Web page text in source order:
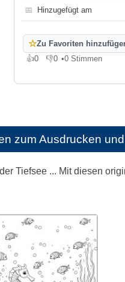
📅 Hinzugefügt am
☆Zu Favoriten
👍0
Gefällt mir
👎0
Gefällt mir nicht
•0 Stimmen
zum Ausdrucken
Tiefsee ... Mit diesen